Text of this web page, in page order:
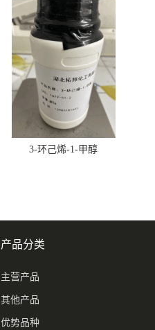
3-环己烯-1-甲醇
产品分类
主营产品
其他产品
优势品种